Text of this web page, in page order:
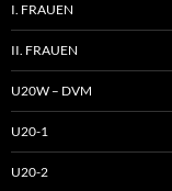
I. FRAUEN
II. FRAUEN
U20W – DVM
U20-1
U20-2